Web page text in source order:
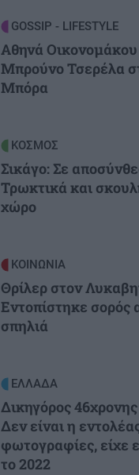
GOSSIP - LIFESTYLE
Αθηνά Οικονομάκου
Μπρούνο Τσερέλα
Μπόρα
ΚΟΣΜΟΣ
Σικάγο: Σε
Τρωκτικά και
χώρο
ΚΟΙΝΩΝΙΑ
Θρίλερ στον
Εντοπίστηκε σορός
σπηλιά
ΕΛΛΑΔΑ
Δικηγόρος
Δεν είναι η
φωτογραφίες, είχε
το 2022